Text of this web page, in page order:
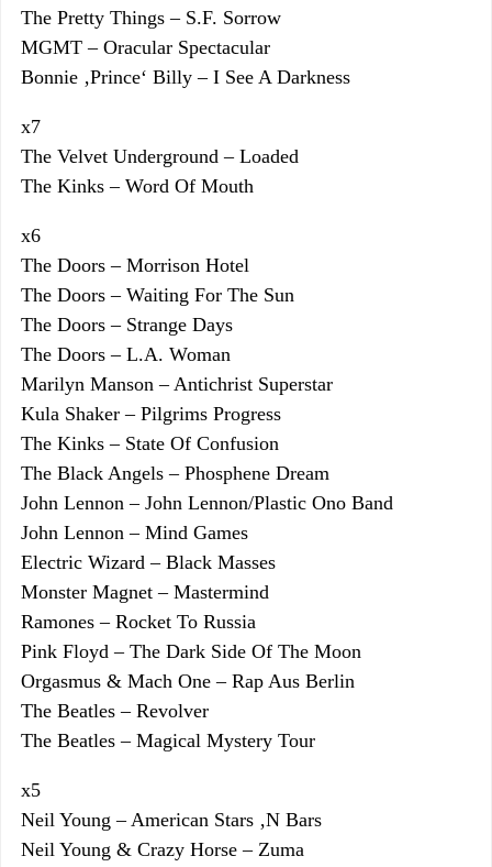
The Pretty Things – S.F. Sorrow
MGMT – Oracular Spectacular
Bonnie ‚Prince‘ Billy – I See A Darkness
x7
The Velvet Underground – Loaded
The Kinks – Word Of Mouth
x6
The Doors – Morrison Hotel
The Doors – Waiting For The Sun
The Doors – Strange Days
The Doors – L.A. Woman
Marilyn Manson – Antichrist Superstar
Kula Shaker – Pilgrims Progress
The Kinks – State Of Confusion
The Black Angels – Phosphene Dream
John Lennon – John Lennon/Plastic Ono Band
John Lennon – Mind Games
Electric Wizard – Black Masses
Monster Magnet – Mastermind
Ramones – Rocket To Russia
Pink Floyd – The Dark Side Of The Moon
Orgasmus & Mach One – Rap Aus Berlin
The Beatles – Revolver
The Beatles – Magical Mystery Tour
x5
Neil Young – American Stars ‚N Bars
Neil Young & Crazy Horse – Zuma